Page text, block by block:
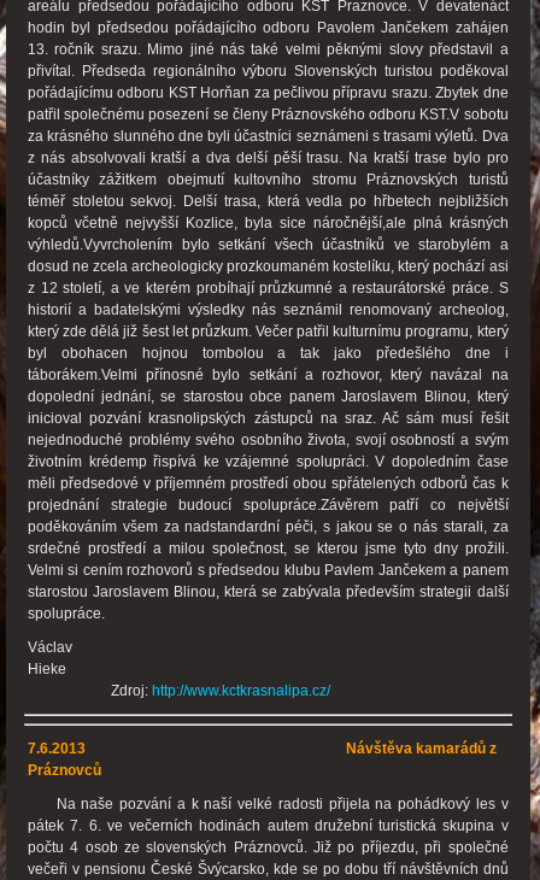
areálu předsedou pořádajícího odboru KST Praznovce. V devatenáct
hodin byl předsedou pořádajícího odboru Pavolem Jančekem zahájen
13. ročník srazu. Mimo jiné nás také velmi pěknými slovy představil a
přivítal. Předseda regionálního výboru Slovenských turistou poděkoval
pořádajícímu odboru KST Horňan za pečlivou přípravu srazu. Zbytek dne
patřil společnému posezení se členy Práznovského odboru KST.V sobotu
za krásného slunného dne byli účastníci seznámeni s trasami výletů. Dva
z nás absolvovali kratší a dva delší pěší trasu. Na kratší trase bylo pro
účastníky zážitkem obejmutí kultovního stromu Práznovských turistů
téměř stoletou sekvoj. Delší trasa, která vedla po hřbetech nejbližších
kopců včetně nejvyšší Kozlice, byla sice náročnější,ale plná krásných
výhledů.Vyvrcholením bylo setkání všech účastníků ve starobylém a
dosud ne zcela archeologicky prozkoumaném kostelíku, který pochází asi
z 12 století, a ve kterém probíhají průzkumné a restaurátorské práce. S
historií a badatelskými výsledky nás seznámil renomovaný archeolog,
který zde dělá již šest let průzkum. Večer patřil kulturnímu programu, který
byl obohacen hojnou tombolou a tak jako předešlého dne i
táborákem.Velmi přínosné bylo setkání a rozhovor, který navázal na
dopolední jednání, se starostou obce panem Jaroslavem Blinou, který
inicioval pozvání krasnolipských zástupců na sraz. Ač sám musí řešit
nejednoduché problémy svého osobního života, svojí osobností a svým
životním krédemp řispívá ke vzájemné spolupráci. V dopoledním čase
měli předsedové v příjemném prostředí obou spřátelených odborů čas k
projednání strategie budoucí spolupráce.Závěrem patří co největší
poděkováním všem za nadstandardní péči, s jakou se o nás starali, za
srdečné prostředí a milou společnost, se kterou jsme tyto dny prožili.
Velmi si cením rozhovorů s předsedou klubu Pavlem Jančekem a panem
starostou Jaroslavem Blinou, která se zabývala především strategii další
spolupráce.
Václav
Hieke
Zdroj: http://www.kctkrasnalipa.cz/
7.6.2013 Návštěva kamarádů z
Práznovců
Na naše pozvání a k naší velké radosti přijela na pohádkový les v
pátek 7. 6. ve večerních hodinách autem družební turistická skupina v
počtu 4 osob ze slovenských Práznovců. Již po příjezdu, při společné
večeři v pensionu České Švýcarsko, kde se po dobu tří návštěvních dnů